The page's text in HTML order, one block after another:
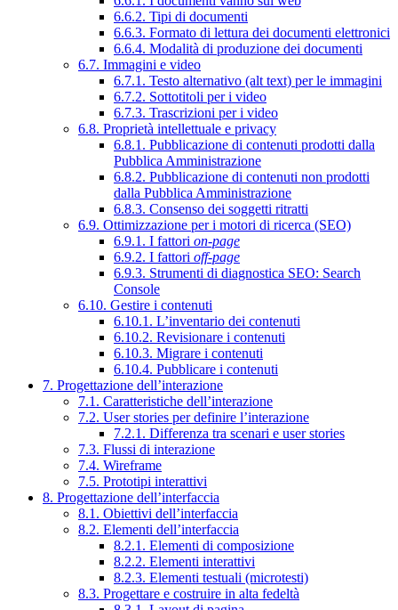
6.6.2. Tipi di documenti
6.6.3. Formato di lettura dei documenti elettronici
6.6.4. Modalità di produzione dei documenti
6.7. Immagini e video
6.7.1. Testo alternativo (alt text) per le immagini
6.7.2. Sottotitoli per i video
6.7.3. Trascrizioni per i video
6.8. Proprietà intellettuale e privacy
6.8.1. Pubblicazione di contenuti prodotti dalla
Pubblica Amministrazione
6.8.2. Pubblicazione di contenuti non prodotti
dalla Pubblica Amministrazione
6.8.3. Consenso dei soggetti ritratti
6.9. Ottimizzazione per i motori di ricerca (SEO)
6.9.1. I fattori on-page
6.9.2. I fattori off-page
6.9.3. Strumenti di diagnostica SEO: Search
Console
6.10. Gestire i contenuti
6.10.1. L’inventario dei contenuti
6.10.2. Revisionare i contenuti
6.10.3. Migrare i contenuti
6.10.4. Pubblicare i contenuti
7. Progettazione dell’interazione
7.1. Caratteristiche dell’interazione
7.2. User stories per definire l’interazione
7.2.1. Differenza tra scenari e user stories
7.3. Flussi di interazione
7.4. Wireframe
7.5. Prototipi interattivi
8. Progettazione dell’interfaccia
8.1. Obiettivi dell’interfaccia
8.2. Elementi dell’interfaccia
8.2.1. Elementi di composizione
8.2.2. Elementi interattivi
8.2.3. Elementi testuali (microtesti)
8.3. Progettare e costruire in alta fedeltà